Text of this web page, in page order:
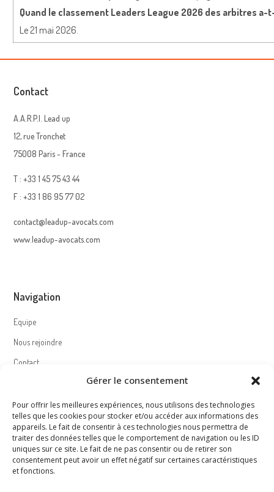
Gérer le consentement
Pour offrir les meilleures expériences, nous utilisons des technologies
telles que les cookies pour stocker et/ou accéder aux informations des
appareils. Le fait de consentir à ces technologies nous permettra de
traiter des données telles que le comportement de navigation ou les ID
uniques sur ce site. Le fait de ne pas consentir ou de retirer son
consentement peut avoir un effet négatif sur certaines caractéristiques
et fonctions.
Quand le classement Leaders League 2026 des arbitres a-
Le 21 mai 2026.
Contact
A.A.R.P.I. Lead up
12, rue Tronchet
75008 Paris - France
T : +33 1 45 75 43 44
F : +33 1 86 95 77 02
contact@leadup-avocats.com
www.leadup-avocats.com
Navigation
Equipe
Nous rejoindre
Contact
Politique de cookies (UE)
Nous suivre – Follow us